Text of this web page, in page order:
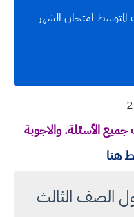
امتحان الشهر
الأسئلة. والاجوبة
هنا
الصف الثالث